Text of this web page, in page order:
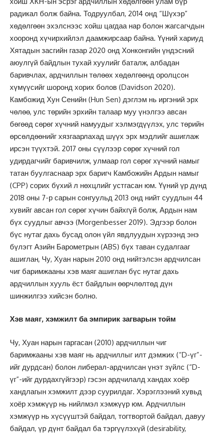
радикал болж байна. Тодруулбал, 2014 онд “Шүхэр”
хөдөлгөөн эхэлснээс хойш цагдаа нар болон жагсагчдын
хооронд хүчирхийлэл даамжирсаар байна. Үүний хариуд
Хятадын засгийн газар 2020 онд Хонконгийн үндэсний
аюулгүй байдлын тухай хуулийг баталж, албадан
баривчлах, ардчиллын төлөөх хөдөлгөөнд оролцсон
хүмүүсийг шоронд хорих болов (Davidson 2020).
Камбожид Хун Сенийн (Hun Sen) дэглэм нь иргэний эрх
чөлөө, улс төрийн эрхийн талаар муу үнэлгээ авсан
бөгөөд сөрөг хүчний намуудыг хэлмэгдүүлэх, улс төрийн
өрсөлдөөнийг хязгаарлахад шүүх эрх мэдлийг ашиглаж
ирсэн түүхтэй. 2017 оны сүүлээр сөрөг хүчний гол
удирдагчийг баривчилж, улмаар гол сөрөг хүчний намыг
татан буулгаснаар эрх баригч Камбожийн Ардын намыг
(CPP) сорих бүхий л нөхцлийг устгасан юм. Үүний үр дүнд
2018 оны 7-р сарын сонгуульд 2013 онд нийт суудлын 44
хувийг авсан гол сөрөг хүчин байхгүй болж, Ардын нам
бүх суудлыг авчээ (Morgenbesser 2019). Эдгээр болон
бүс нутаг дахь бусад олон үйл явдлуудын хүрээнд энэ
бүлэгт Азийн Барометрын (ABS) бүх таван судалгааг
ашиглан, Чу, Хуан нарын 2010 онд нийтэлсэн ардчилсан
чиг баримжааны хэв маяг ашиглан бүс нутаг дахь
ардчиллын хууль ёст байдлын өөрчлөлтөд дүн
шинжилгээ хийсэн болно.
Хэв маяг, хэмжилт ба эмпирик загварын тойм
Чу, Хуан нарын гаргасан (2010) ардчиллын чиг
баримжааны хэв маяг нь ардчиллыг илт дэмжих (“D-үг”-
ийг дурдсан) болон либерал-ардчилсан үнэт зүйлс (“D-
үг”-ийг дурдахгүйгээр) гэсэн ардчилалд хандах хоёр
хандлагын хэмжилт дээр суурилдаг. Хэрэглээний хувьд
хоёр хэмжүүр нь нийлмэл хэмжүүр юм. Ардчиллын
хэмжүүр нь хүсүүштэй байдал, тогтвортой байдал, давуу
байдал, үр дүнт байдал ба тэргүүлэхүй (desirability,